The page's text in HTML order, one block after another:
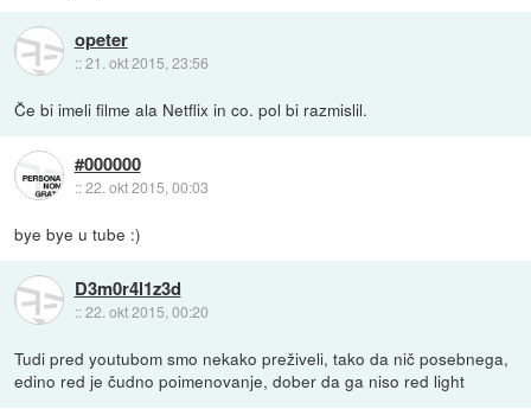
opeter
::21. okt 2015, 23:56
Če bi imeli filme ala Netflix in co. pol bi razmislil.
#000000
::22. okt 2015, 00:03
bye bye u tube :)
D3m0r4l1z3d
::22. okt 2015, 00:20
Tudi pred youtubom smo nekako preživeli, tako da nič posebnega,
edino red je čudno poimenovanje, dober da ga niso red light